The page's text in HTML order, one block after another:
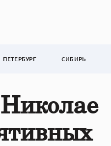
ПЕТЕРБУРГ СИБИРЬ